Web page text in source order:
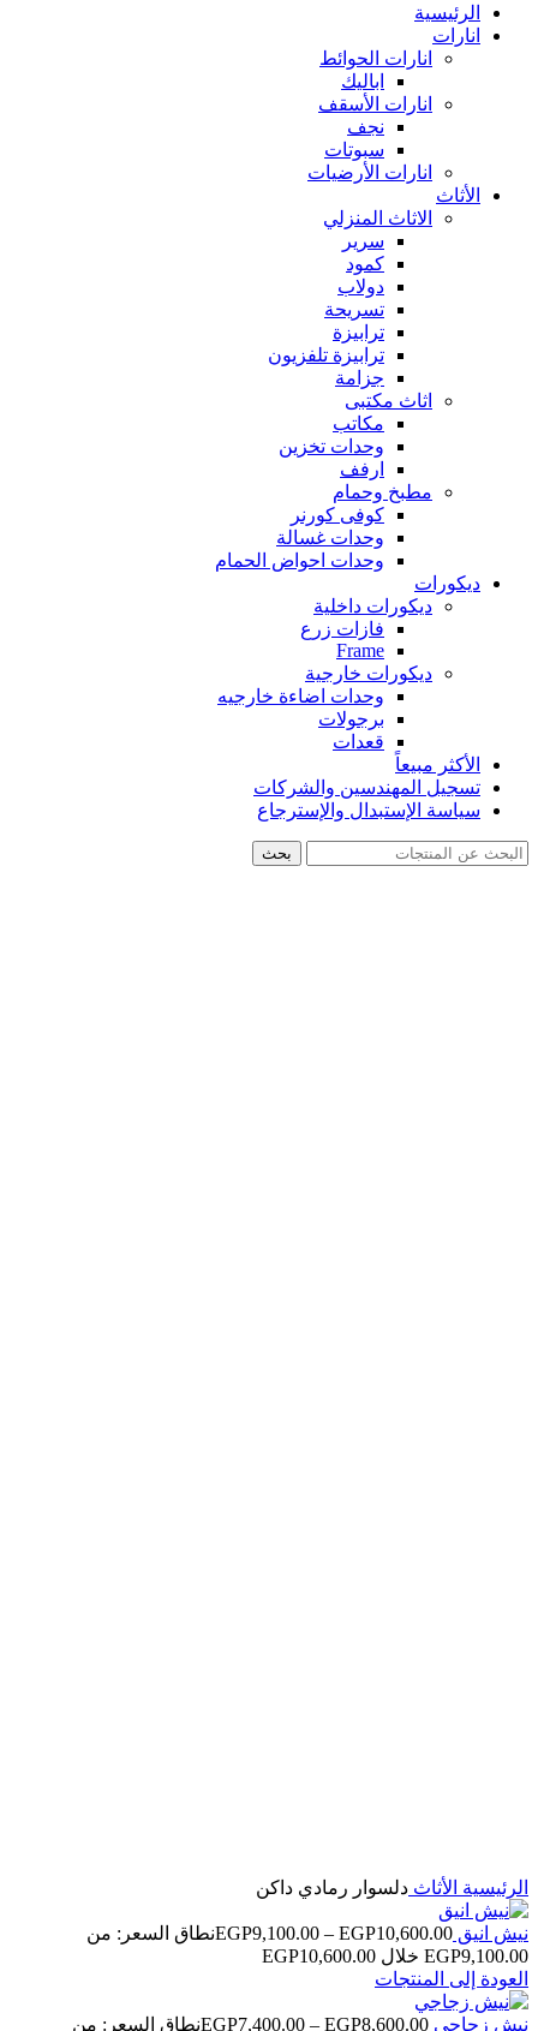
الرئيسية
انارات
انارات الحوائط
اباليك
انارات الأسقف
نجف
سبوتات
انارات الأرضيات
الأثاث
الاثاث المنزلي
سرير
كمود
دولاب
تسريحة
ترابيزة
ترابيزة تلفزيون
جزامة
اثاث مكتبى
مكاتب
وحدات تخزين
ارفف
مطبخ وحمام
كوفى كورنر
وحدات غسالة
وحدات احواض الحمام
ديكورات
ديكورات داخلية
فازات زرع
Frame
ديكورات خارجية
وحدات اضاءة خارجيه
برجولات
قعدات
الأكثر مبيعاً
تسجيل المهندسين والشركات
سياسة الإستبدال والإسترجاع
بحث
الرئيسية الأثاث دلسوار رمادي داكن
نيش انيق EGP9,100.00 – EGP10,600.00
نطاق السعر: من
العودة إلى المنتجات
نيش زجاجي EGP7,400.00 – EGP8,600.00 نطاق السعر: من